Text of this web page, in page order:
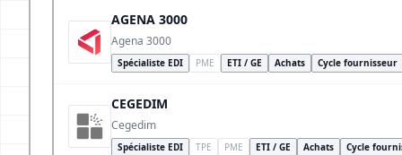
AGENA 3000
Agena 3000
Spécialiste EDI PME ETI / GE Achats Cycle fournisseur
CEGEDIM
Cegedim
Spécialiste EDI TPE PME ETI / GE Achats Cycle